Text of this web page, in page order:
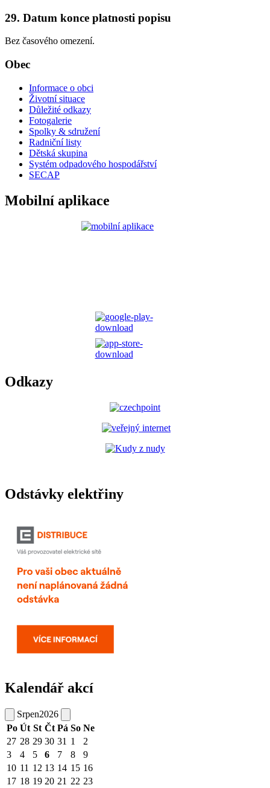
29. Datum konce platnosti popisu
Bez časového omezení.
Obec
Informace o obci
Životní situace
Důležité odkazy
Fotogalerie
Spolky & sdružení
Radniční listy
Dětská skupina
Systém odpadového hospodářství
SECAP
Mobilní aplikace
Odkazy
Odstávky elektřiny
Kalendář akcí
Srpen2026
Po Út St Čt Pá So Ne
27 28 29 30 31 1
2
3
4 5 6 7 8
9
10 11 12 13 14 15 16
17 18 19 20 21 22 23